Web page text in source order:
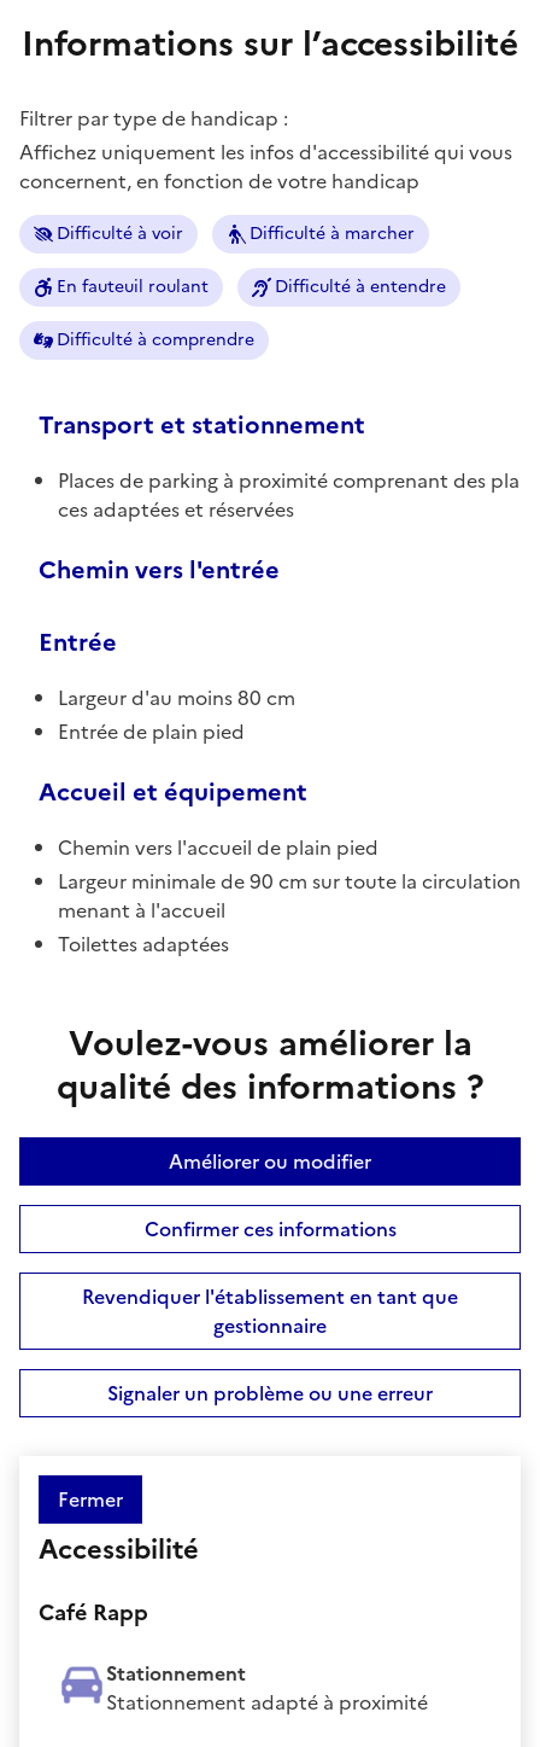
Informations sur l’accessibilité
Filtrer par type de handicap :
Affichez uniquement les infos d'accessibilité qui vous
concernent, en fonction de votre handicap
Difficulté à voir Difficulté à marcher
En fauteuil roulant Difficulté à entendre
Difficulté à comprendre
Transport et stationnement
Places de parking à proximité comprenant des pla
ces adaptées et réservées
Chemin vers l'entrée
Entrée
Largeur d'au moins 80 cm
Entrée de plain pied
Accueil et équipement
Chemin vers l'accueil de plain pied
Largeur minimale de 90 cm sur toute la circulation
menant à l'accueil
Toilettes adaptées
Voulez-vous améliorer la
qualité des informations ?
Améliorer ou modifier
Confirmer ces informations
Revendiquer l'établissement en tant que
gestionnaire
Signaler un problème ou une erreur
Fermer
Accessibilité
Café Rapp
Stationnement
Stationnement adapté à proximité